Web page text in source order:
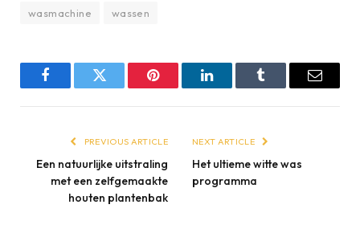
wasmachine wassen
FacebookTwitter Pinterest LinkedInTumblr Email
PREVIOUS ARTICLE
Een natuurlijke uitstraling
met een zelfgemaakte
houten plantenbak
NEXT ARTICLE
Het ultieme witte was
programma